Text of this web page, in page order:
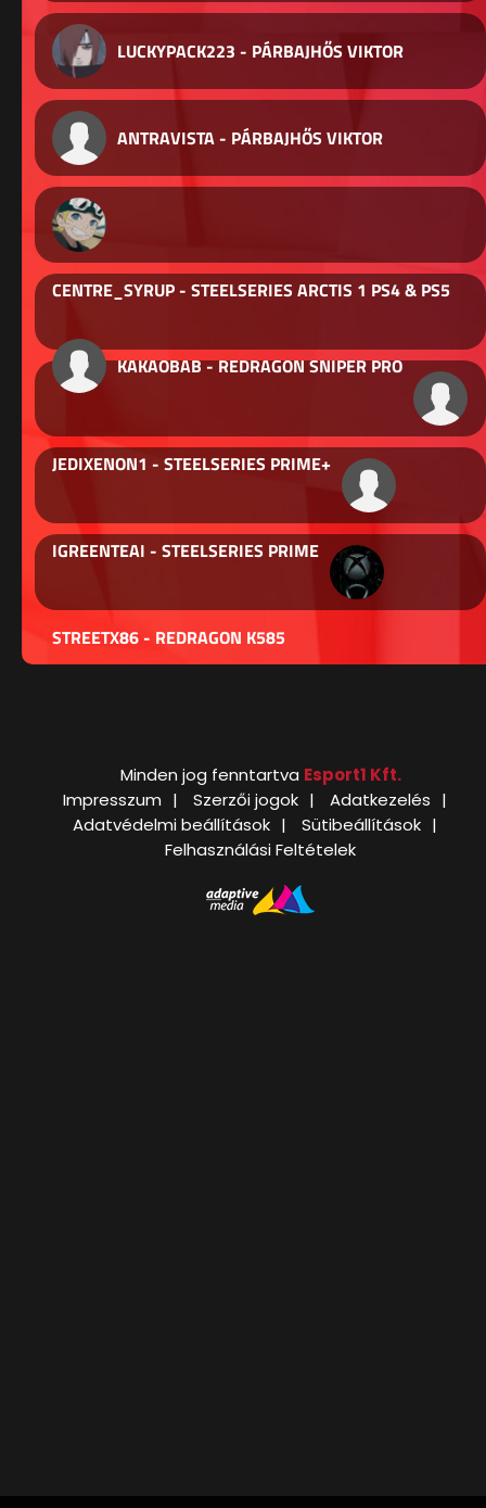
LUCKYPACK223 - PÁRBAJHŐS VIKTOR
ANTRAVISTA - PÁRBAJHŐS VIKTOR
CENTRE_SYRUP - STEELSERIES ARCTIS 1 PS4 & PS5
KAKAOBAB - REDRAGON SNIPER PRO
JEDIXENON1 - STEELSERIES PRIME+
IGREENTEAI - STEELSERIES PRIME
STREETX86 - REDRAGON K585
Minden jog fenntartva Esport1 Kft.
Impresszum
Szerzői jogok
Adatkezelés
Adatvédelmi beállítások
Sütibeállítások
Felhasználási Feltételek